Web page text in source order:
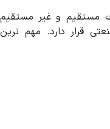
مستقیم و غیر مستقیم
قرار دارد. مهم ترین